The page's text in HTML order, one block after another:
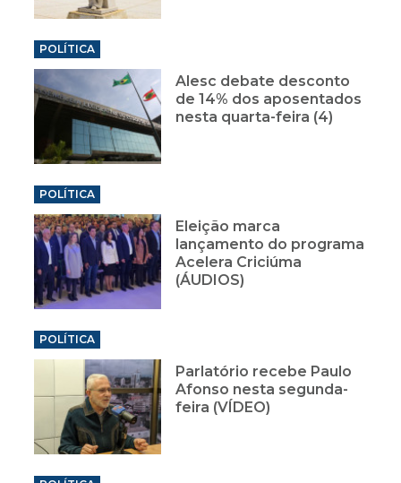
POLÍTICA
Alesc debate desconto
de 14% dos aposentados
nesta quarta-feira (4)
POLÍTICA
Eleição marca
lançamento do programa
Acelera Criciúma
(ÁUDIOS)
POLÍTICA
Parlatório recebe Paulo
Afonso nesta segunda-
feira (VÍDEO)